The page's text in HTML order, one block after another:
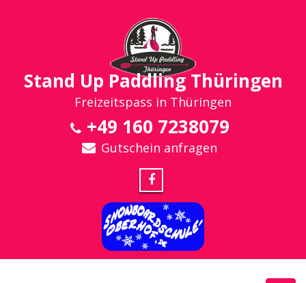
Stand Up Paddling Thüringen
Freizeitspass in Thüringen
+49 160 7238079
Gutschein anfragen